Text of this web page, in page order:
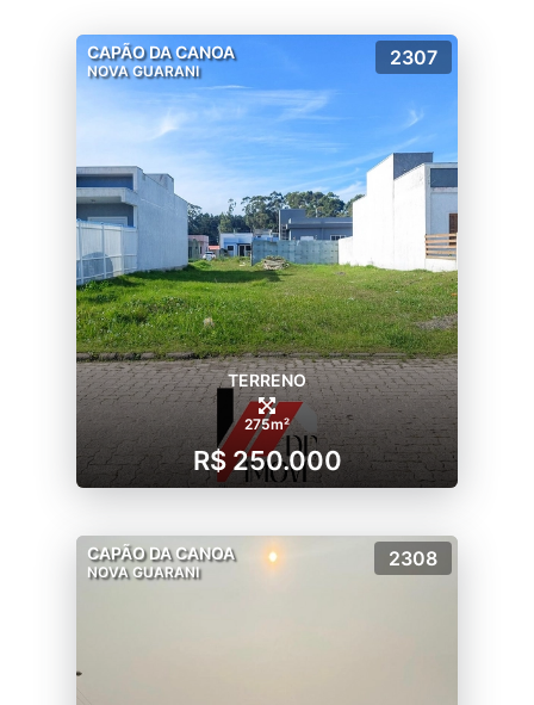
CAPÃO DA CANOA
NOVA GUARANI
2307
TERRENO
275m²
R$ 250.000
CAPÃO DA CANOA
NOVA GUARANI
2308